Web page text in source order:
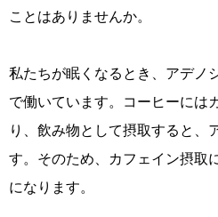
ことはありませんか。
私たちが眠くなるとき、アデノ
で働いています。コーヒーには
り、飲み物として摂取すると、
す。そのため、カフェイン摂取
になります。